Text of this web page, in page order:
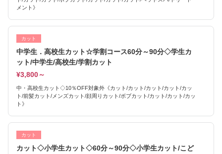
メント》
カット
中学生．高校生カット☆学割コース60分～90分◇学生カ
ット/中学生/高校生/学割カット
¥3,800～
中・高校生カット◇10％OFF対象外《カット/カット/カット/カット/カッ
ト/前髪カット/メンズカット/顔周りカット/ボブカット/カット/カット/カッ
ト》
カット
カット◇小学生カット◇60分～90分◇小学生カット/こど